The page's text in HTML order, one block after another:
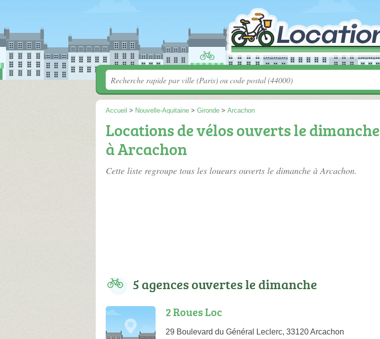
Accueil > Nouvelle-Aquitaine > Gironde > Arcachon
Locations de vélos ouverts le dimanche
à Arcachon
Cette liste regroupe tous les loueurs ouverts le dimanche à Arcachon.
5 agences ouvertes le dimanche
2 Roues Loc
29 Boulevard du Général Leclerc, 33120 Arcachon